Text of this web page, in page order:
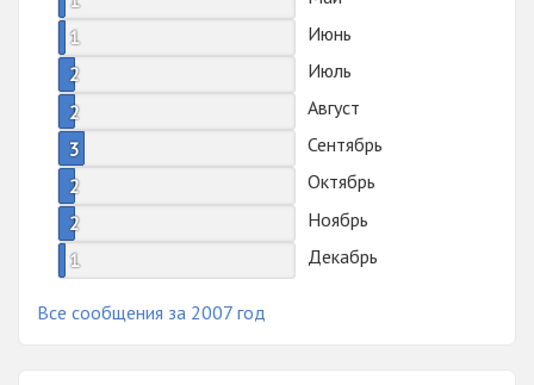
1
Июнь
2
Июль
2
Август
3
Сентябрь
2
Октябрь
2
Ноябрь
1
Декабрь
Все сообщения за 2007 год